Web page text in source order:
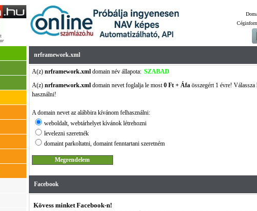
nrframework.xml
A(z) nrframework.xmldomain név állapota: SZABAD
A(z) nrframework.xmldomain nevet foglalja le most0 Ft + Áfaösszegért 1 évre!
használni!
A domain nevet az alábbira kívánom felhasználni:
weboldalt, webtárhelyet kívánok létrehozni
levelezni szeretnék
domaint parkoltatni, domaint fenntartani szeretném
Facebook
Kövess minket Facebook-n!